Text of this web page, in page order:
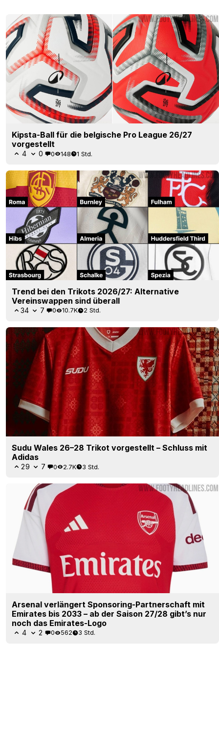
Kipsta-Ball für die belgische Pro League 26/27
vorgestellt
4 0 0 148 1 Std.
Trend bei den Trikots 2026/27: Alternative
Vereinswappen sind überall
34 7 0 10.7K 2 Std.
Sudu Wales 26–28 Trikot vorgestellt – Schluss mit
Adidas
29 7 0 2.7K 3 Std.
Arsenal verlängert Sponsoring-Partnerschaft mit
Emirates bis 2033 – ab der Saison 27/28 gibt’s nur
noch das Emirates-Logo
4 2 0 562 3 Std.